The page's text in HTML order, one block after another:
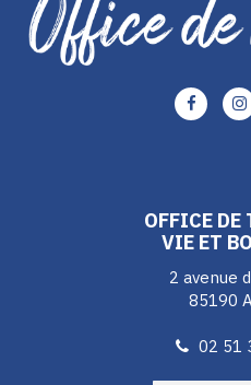
Lien
vers
OFFICE DE
VIE ET
2 avenue
85190
02 51